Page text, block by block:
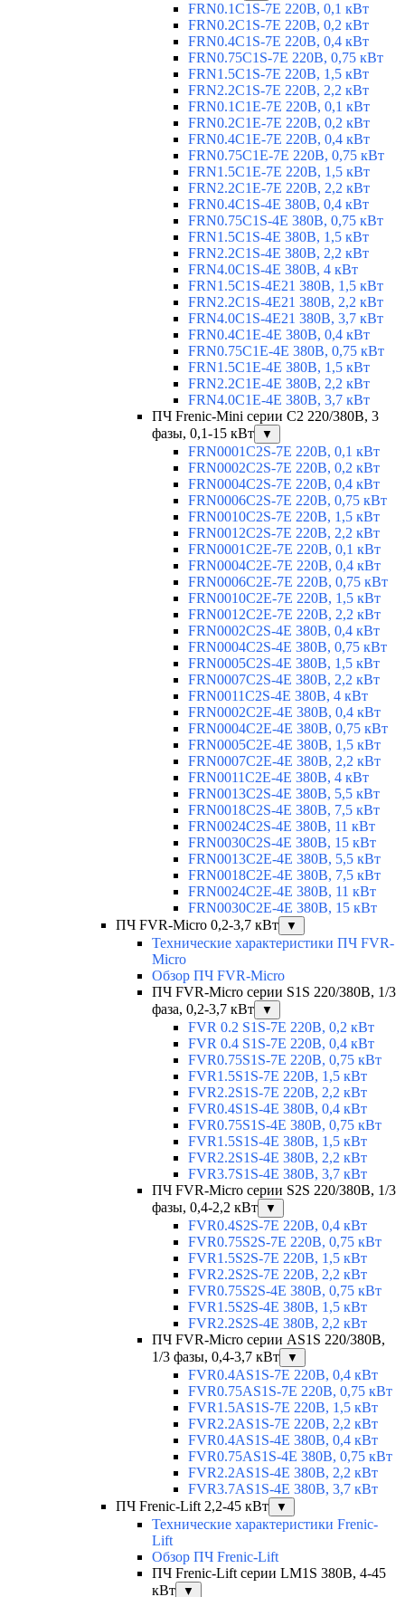
FRN0.1C1S-7E 220В, 0,1 кВт
FRN0.2C1S-7E 220В, 0,2 кВт
FRN0.4C1S-7E 220В, 0,4 кВт
FRN0.75C1S-7E 220В, 0,75 кВт
FRN1.5C1S-7E 220В, 1,5 кВт
FRN2.2C1S-7E 220В, 2,2 кВт
FRN0.1C1E-7E 220В, 0,1 кВт
FRN0.2C1E-7E 220В, 0,2 кВт
FRN0.4C1E-7E 220В, 0,4 кВт
FRN0.75C1E-7E 220В, 0,75 кВт
FRN1.5C1E-7E 220В, 1,5 кВт
FRN2.2C1E-7E 220В, 2,2 кВт
FRN0.4C1S-4E 380В, 0,4 кВт
FRN0.75C1S-4E 380В, 0,75 кВт
FRN1.5C1S-4E 380В, 1,5 кВт
FRN2.2C1S-4E 380В, 2,2 кВт
FRN4.0C1S-4E 380В, 4 кВт
FRN1.5C1S-4E21 380В, 1,5 кВт
FRN2.2C1S-4E21 380В, 2,2 кВт
FRN4.0C1S-4E21 380В, 3,7 кВт
FRN0.4C1E-4E 380В, 0,4 кВт
FRN0.75C1E-4E 380В, 0,75 кВт
FRN1.5C1E-4E 380В, 1,5 кВт
FRN2.2C1E-4E 380В, 2,2 кВт
FRN4.0C1E-4E 380В, 3,7 кВт
ПЧ Frenic-Mini серии С2 220/380В, 3
фазы, 0,1-15 кВт
▼
FRN0001C2S-7E 220В, 0,1 кВт
FRN0002C2S-7E 220В, 0,2 кВт
FRN0004C2S-7E 220В, 0,4 кВт
FRN0006C2S-7E 220В, 0,75 кВт
FRN0010C2S-7E 220В, 1,5 кВт
FRN0012C2S-7E 220В, 2,2 кВт
FRN0001C2E-7E 220В, 0,1 кВт
FRN0004C2E-7E 220В, 0,4 кВт
FRN0006C2E-7E 220В, 0,75 кВт
FRN0010C2E-7E 220В, 1,5 кВт
FRN0012C2E-7E 220В, 2,2 кВт
FRN0002C2S-4E 380В, 0,4 кВт
FRN0004C2S-4E 380В, 0,75 кВт
FRN0005C2S-4E 380В, 1,5 кВт
FRN0007C2S-4E 380В, 2,2 кВт
FRN0011C2S-4E 380В, 4 кВт
FRN0002C2E-4E 380В, 0,4 кВт
FRN0004C2E-4E 380В, 0,75 кВт
FRN0005C2E-4E 380В, 1,5 кВт
FRN0007C2E-4E 380В, 2,2 кВт
FRN0011C2E-4E 380В, 4 кВт
FRN0013C2S-4E 380В, 5,5 кВт
FRN0018C2S-4E 380В, 7,5 кВт
FRN0024C2S-4E 380В, 11 кВт
FRN0030C2S-4E 380В, 15 кВт
FRN0013C2E-4E 380В, 5,5 кВт
FRN0018C2E-4E 380В, 7,5 кВт
FRN0024C2E-4E 380В, 11 кВт
FRN0030C2E-4E 380В, 15 кВт
ПЧ FVR-Micro 0,2-3,7 кВт
▼
Технические характеристики ПЧ FVR-
Micro
Обзор ПЧ FVR-Micro
ПЧ FVR-Micro серии S1S 220/380В, 1/3
фаза, 0,2-3,7 кВт
▼
FVR 0.2 S1S-7E 220В, 0,2 кВт
FVR 0.4 S1S-7E 220В, 0,4 кВт
FVR0.75S1S-7E 220В, 0,75 кВт
FVR1.5S1S-7E 220В, 1,5 кВт
FVR2.2S1S-7E 220В, 2,2 кВт
FVR0.4S1S-4E 380В, 0,4 кВт
FVR0.75S1S-4E 380В, 0,75 кВт
FVR1.5S1S-4E 380В, 1,5 кВт
FVR2.2S1S-4E 380В, 2,2 кВт
FVR3.7S1S-4E 380В, 3,7 кВт
ПЧ FVR-Micro серии S2S 220/380В, 1/3
фазы, 0,4-2,2 кВт
▼
FVR0.4S2S-7E 220В, 0,4 кВт
FVR0.75S2S-7E 220В, 0,75 кВт
FVR1.5S2S-7E 220В, 1,5 кВт
FVR2.2S2S-7E 220В, 2,2 кВт
FVR0.75S2S-4E 380В, 0,75 кВт
FVR1.5S2S-4E 380В, 1,5 кВт
FVR2.2S2S-4E 380В, 2,2 кВт
ПЧ FVR-Micro серии AS1S 220/380В,
1/3 фазы, 0,4-3,7 кВт
▼
FVR0.4AS1S-7E 220В, 0,4 кВт
FVR0.75AS1S-7E 220В, 0,75 кВт
FVR1.5AS1S-7E 220В, 1,5 кВт
FVR2.2AS1S-7E 220В, 2,2 кВт
FVR0.4AS1S-4E 380В, 0,4 кВт
FVR0.75AS1S-4E 380В, 0,75 кВт
FVR2.2AS1S-4E 380В, 2,2 кВт
FVR3.7AS1S-4E 380В, 3,7 кВт
ПЧ Frenic-Lift 2,2-45 кВт
▼
Технические характеристики Frenic-
Lift
Обзор ПЧ Frenic-Lift
ПЧ Frenic-Lift серии LM1S 380В, 4-45
кВт
▼